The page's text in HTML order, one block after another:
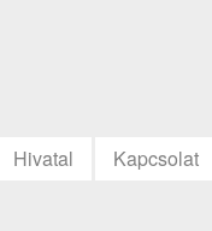
Hivatal Kapcsolat